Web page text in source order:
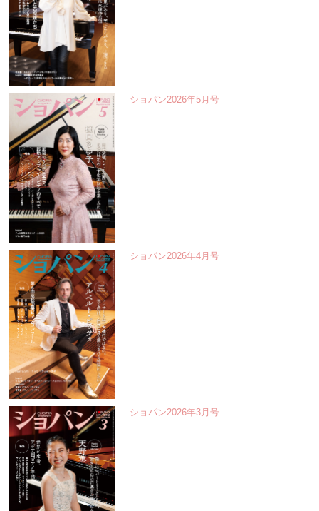
ショパン2026年5月号
ショパン2026年4月号
ショパン2026年3月号